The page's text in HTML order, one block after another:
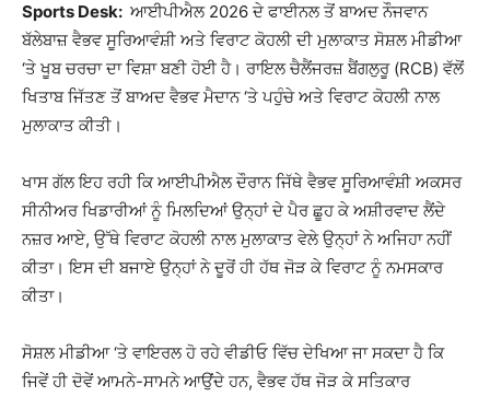
Sports Desk: ਆਈਪੀਐਲ 2026 ਦੇ ਫਾਈਨਲ ਤੋਂ ਬਾਅਦ ਨੌਜਵਾਨ
ਬੱਲੇਬਾਜ਼ ਵੈਭਵ ਸੂਰਿਆਵੰਸ਼ੀ ਅਤੇ ਵਿਰਾਟ ਕੋਹਲੀ ਦੀ ਮੁਲਾਕਾਤ ਸੋਸ਼ਲ ਮੀਡੀਆ
‘ਤੇ ਖੂਬ ਚਰਚਾ ਦਾ ਵਿਸ਼ਾ ਬਣੀ ਹੋਈ ਹੈ। ਰਾਇਲ ਚੈਲੈਂਜਰਜ਼ ਬੈਂਗਲੁਰੂ (RCB) ਵੱਲੋਂ
ਖਿਤਾਬ ਜਿੱਤਣ ਤੋਂ ਬਾਅਦ ਵੈਭਵ ਮੈਦਾਨ ‘ਤੇ ਪਹੁੰਚੇ ਅਤੇ ਵਿਰਾਟ ਕੋਹਲੀ ਨਾਲ
ਮੁਲਾਕਾਤ ਕੀਤੀ।
ਖਾਸ ਗੱਲ ਇਹ ਰਹੀ ਕਿ ਆਈਪੀਐਲ ਦੌਰਾਨ ਜਿੱਥੇ ਵੈਭਵ ਸੂਰਿਆਵੰਸ਼ੀ ਅਕਸਰ
ਸੀਨੀਅਰ ਖਿਡਾਰੀਆਂ ਨੂੰ ਮਿਲਦਿਆਂ ਉਨ੍ਹਾਂ ਦੇ ਪੈਰ ਛੂਹ ਕੇ ਅਸ਼ੀਰਵਾਦ ਲੈਂਦੇ
ਨਜ਼ਰ ਆਏ, ਉੱਥੇ ਵਿਰਾਟ ਕੋਹਲੀ ਨਾਲ ਮੁਲਾਕਾਤ ਵੇਲੇ ਉਨ੍ਹਾਂ ਨੇ ਅਜਿਹਾ ਨਹੀਂ
ਕੀਤਾ। ਇਸ ਦੀ ਬਜਾਏ ਉਨ੍ਹਾਂ ਨੇ ਦੂਰੋਂ ਹੀ ਹੱਥ ਜੋੜ ਕੇ ਵਿਰਾਟ ਨੂੰ ਨਮਸਕਾਰ
ਕੀਤਾ।
ਸੋਸ਼ਲ ਮੀਡੀਆ ‘ਤੇ ਵਾਇਰਲ ਹੋ ਰਹੇ ਵੀਡੀਓ ਵਿੱਚ ਦੇਖਿਆ ਜਾ ਸਕਦਾ ਹੈ ਕਿ
ਜਿਵੇਂ ਹੀ ਦੋਵੇਂ ਆਮਨੇ-ਸਾਮਨੇ ਆਉਂਦੇ ਹਨ, ਵੈਭਵ ਹੱਥ ਜੋੜ ਕੇ ਸਤਿਕਾਰ